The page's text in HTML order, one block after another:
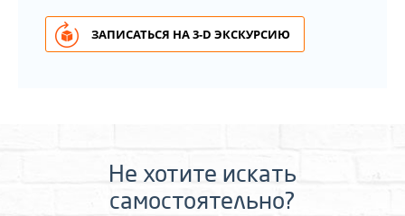
ЗАПИСАТЬСЯ НА 3-D ЭКСКУРСИЮ
Не хотите искать
самостоятельно?